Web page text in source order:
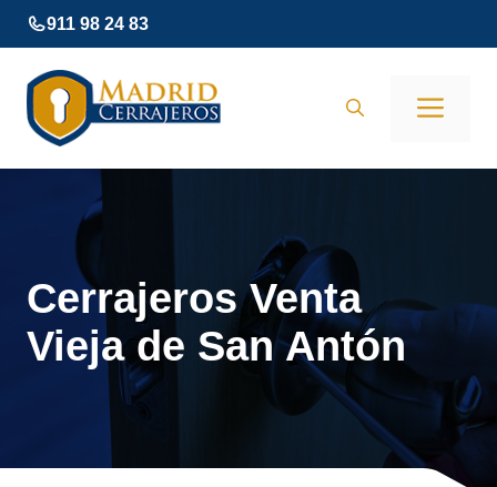
Saltar
al
contenido
911 98 24 83
Cerrajeros Venta
Vieja de San Antón